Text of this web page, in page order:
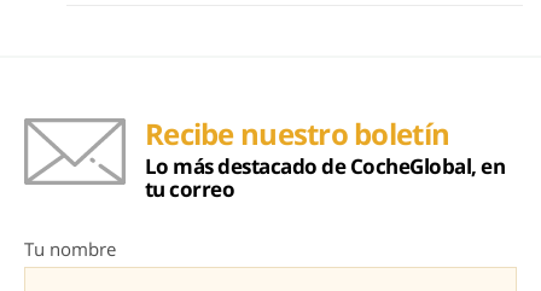
Recibe nuestro boletín
Lo más destacado de CocheGlobal, en
tu correo
Tu nombre